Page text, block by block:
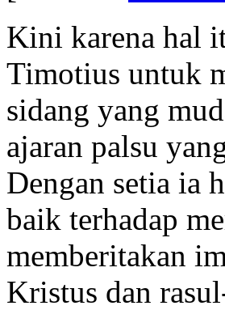
Kini karena hal
Timotius untuk
sidang yang
ajaran palsu
Dengan setia ia
baik terhadap
memberitakan
Kristus dan